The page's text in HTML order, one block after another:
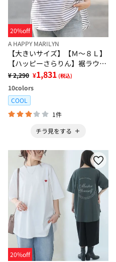
20%off
A HAPPY MARILYN
【大きいサイズ】【Ｍ～８Ｌ】
【ハッピーさらりん】裾ラウン
ド五分袖Ｔシャツ
¥ 2,290 ¥1,831 (税込)
10colors
COOL
1件
チラ見をする
20%off